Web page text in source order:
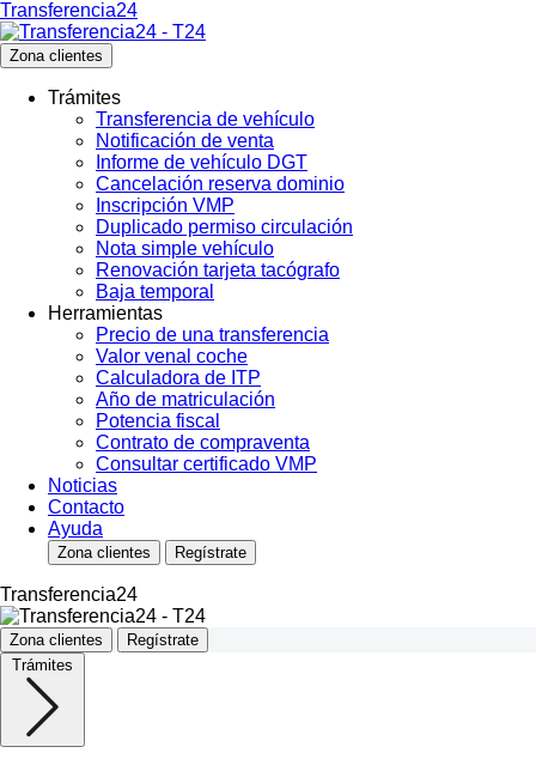
Transferencia24
Zona clientes
Trámites
Transferencia de vehículo
Notificación de venta
Informe de vehículo DGT
Cancelación reserva dominio
Inscripción VMP
Duplicado permiso circulación
Nota simple vehículo
Renovación tarjeta tacógrafo
Baja temporal
Herramientas
Precio de una transferencia
Valor venal coche
Calculadora de ITP
Año de matriculación
Potencia fiscal
Contrato de compraventa
Consultar certificado VMP
Noticias
Contacto
Ayuda
Zona clientes Regístrate
Transferencia24
Zona clientes
Regístrate
Trámites